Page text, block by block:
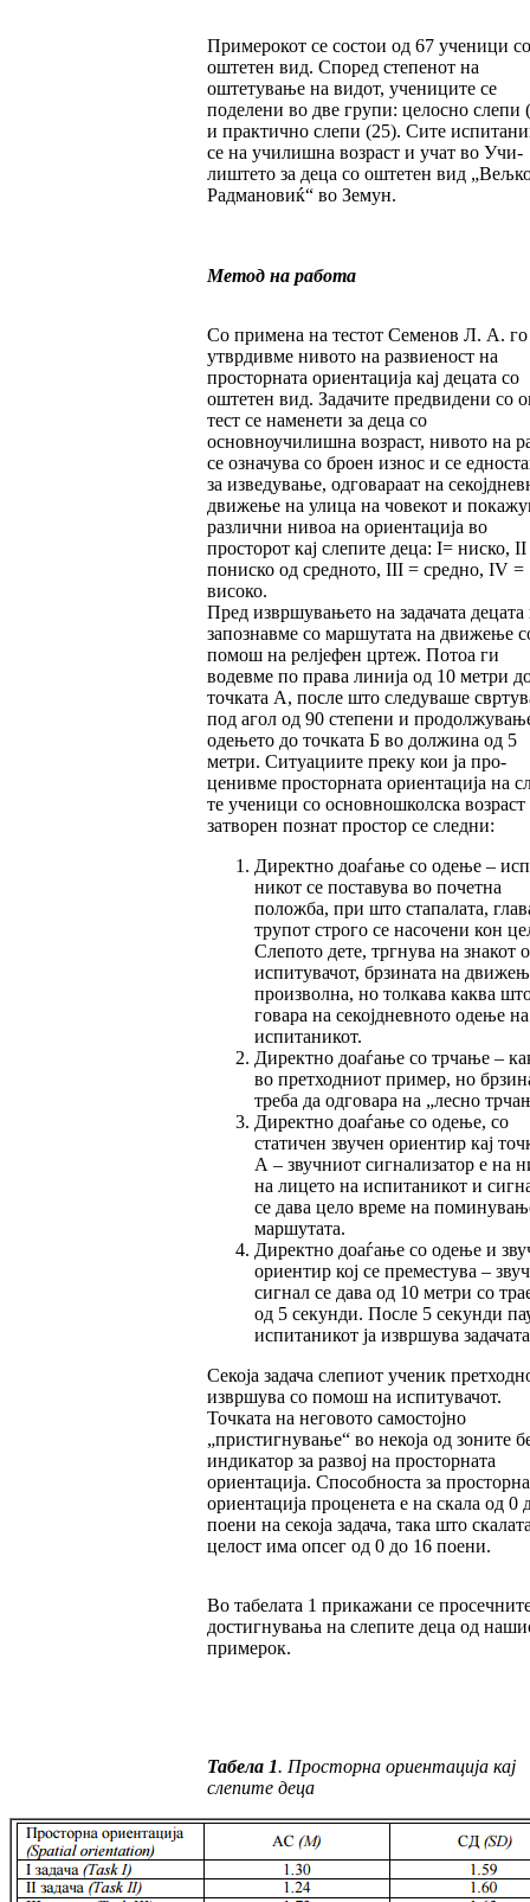
Примерокот се состои од 67 ученици со
оште­тен вид. Според степенот на
оштетување на видот, учениците се
поделени во две групи: це­лосно слепи
и практично слепи (25). Сите
се на училишна возраст и учат во Учи­
лиштето за деца со оштетен вид
Радмановиќ“ во Земун.
Метод на работа
Со примена на тестот Семенов Л. А. го
утвр­див­ме нивото на развиеност на
просторната ориен­­тација кај децата со
оштетен вид. Зада­чи­те предвидени со
тест се наменети за деца со
основноучилишна возраст, нивото на
се означува со броен износ и се
за из­ве­дување, одговараат на
движе­ње на улица на човекот и
различни нивоа на ориентација во
просторот кај слепите деца: I= ниско,
пониско од средното, III = средно, IV =
високо.
Пред извршувањето на задачата децата
за­поз­навме со маршутата на движење
помош на релјефен цртеж. Потоа ги
водевме по права линија од 10 метри
точката А, после што сле­дуваше
под агол од 90 степени и
одењето до точката Б во должина од 5
метри. Ситуациите преку кои ја про­
ценивме просторната ориентација на
те ученици со основношколска возраст
зат­во­рен познат простор се следни:
Директно доаѓање со одење –
ни­кот се поставува во почетна
положба, при што стапалата,
трупот строго се насо­че­ни кон
Слепото дете, тргнува на зна­кот
испитувачот, брзината на
произ­вол­на, но толкава каква
го­вара на секој­днев­ното одење на
испи­т­а­ни­кот.
Директно доаѓање со трчање –
во прет­ходниот пример, но
треба да од­го­вара на „лесно
Директно доаѓање со одење, со
статичен зву­чен ориентир кај
А – звучниот сиг­нализатор е на
на лицето на ис­пи­та­ни­кот и
се дава цело време на
маршутата.
Директно доаѓање со одење и
ориен­тир кој се преместува –
сигнал се да­ва од 10 метри со
од 5 секунди. Пос­­ле 5 се­кунди
испитаникот ја извр­шу­ва
Секоја задача слепиот ученик
из­вр­шу­ва со помош на испитувачот.
Точката на не­говото самостојно
„пристигнување“ во некоја од зоните
индикатор за развој на простор­на­та
ориентација. Способноста за просторна
ориен­тација проценета е на скала од 0
пое­ни на секоја задача, така што
целост има опсег од 0 до 16 поени.
Во табелата 1 прикажани се
достиг­ну­вања на слепите деца од
примерок.
Табела 1. Просторна ориентација кај
слепите деца